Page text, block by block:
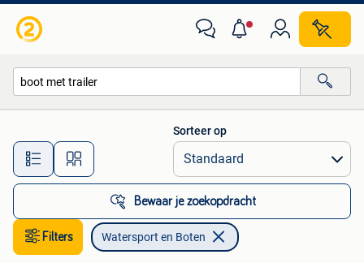
Alle afstanden…
Sorteer op
Bewaar je zoekopdracht
Filters Watersport en Boten